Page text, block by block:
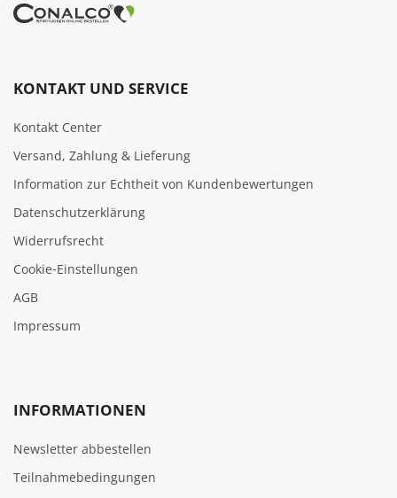
KONTAKT UND SERVICE
Kontakt Center
Versand, Zahlung & Lieferung
Information zur Echtheit von Kundenbewertungen
Datenschutzerklärung
Widerrufsrecht
Cookie‑Einstellungen
AGB
Impressum
INFORMATIONEN
Newsletter abbestellen
Teilnahmebedingungen